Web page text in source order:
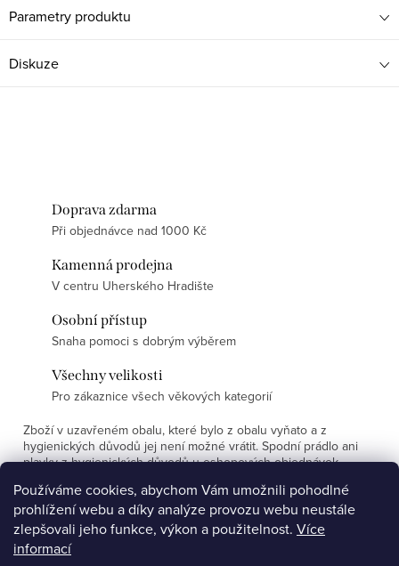
Používáme cookies, abychom Vám umožnili pohodlné
prohlížení webu a díky analýze provozu webu neustále
zlepšovali jeho funkce, výkon a použitelnost. Více
informací
Parametry produktu
Diskuze
Doprava zdarma
Při objednávce nad 1000 Kč
Kamenná prodejna
V centru Uherského Hradište
Osobní přístup
Snaha pomoci s dobrým výběrem
Všechny velikosti
Pro zákaznice všech věkových kategorií
Zboží v uzavřeném obalu, které bylo z obalu vyňato a z
hygienických důvodů jej není možné vrátit. Spodní prádlo ani
plavky z hygienických důvodů u eshopových objednávek
Z
Affiliate program